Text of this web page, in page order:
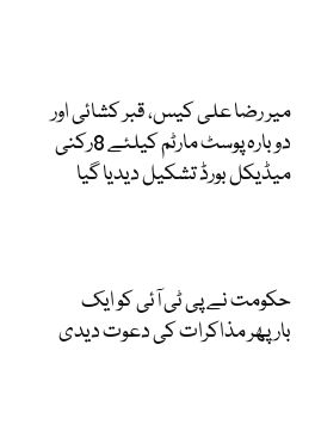
میر رضا علی کیس، قبر کشائی اور
دوبارہ پوسٹ مارٹم کیلئے 8رکنی
میڈیکل بورڈ تشکیل دیدیا گیا
حکومت نے پی ٹی آئی کو ایک
بارپھر مذاکرات کی دعوت دیدی